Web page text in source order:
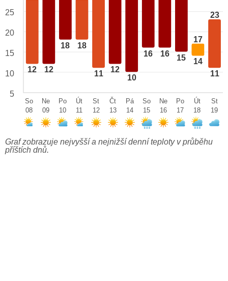
12 12
18 18
11 12
10
16 16 15
17
14
23
11
25
20
15
10
5
So
08
Ne
09
Po
10
Út
11
St
12
Čt
13
Pá
14
So
15
Ne
16
Po
17
Út
18
St
19
Graf zobrazuje nejvyšší a nejnižší denní teploty v průběhu
příštích dnů.